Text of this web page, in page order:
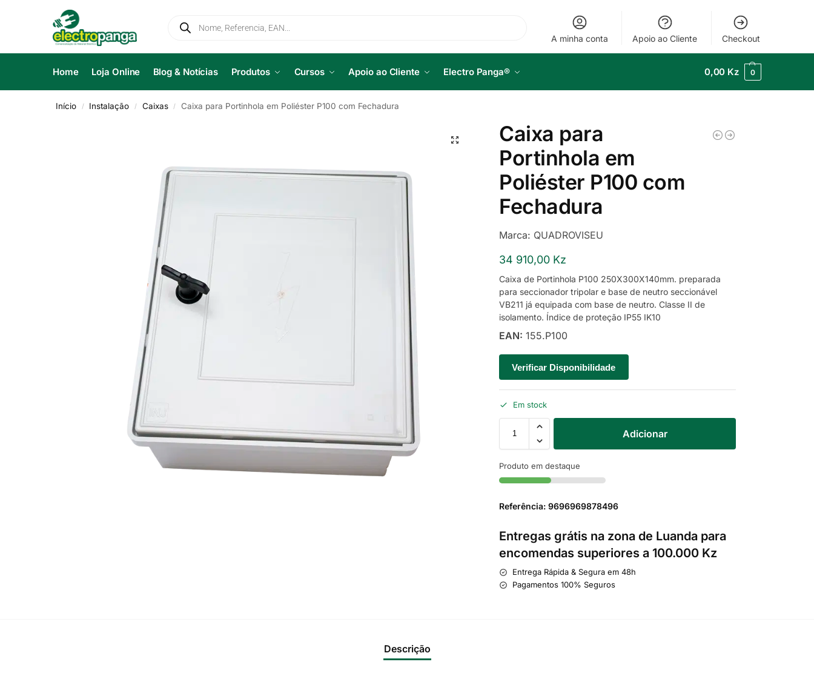
A minha conta Apoio ao Cliente Checkout
Home Loja Online Blog & Notícias Produtos Cursos Apoio ao Cliente Electro Panga® 0,00 Kz 0
Início / Instalação / Caixas / Caixa para Portinhola em Poliéster P100 com Fechadura
Caixa para
Portinhola em
Poliéster P100 com
Fechadura
Marca: QUADROVISEU
34 910,00 Kz
Caixa de Portinhola P100 250X300X140mm. preparada
para seccionador tripolar e base de neutro seccionável
VB211 já equipada com base de neutro. Classe II de
isolamento. Índice de proteção IP55 IK10
EAN: 155.P100
Verificar Disponibilidade
Em stock
Adicionar
Produto em destaque
Referência: 9696969878496
Entregas grátis na zona de Luanda para
encomendas superiores a 100.000 Kz
Entrega Rápida & Segura em 48h
Pagamentos 100% Seguros
Descrição